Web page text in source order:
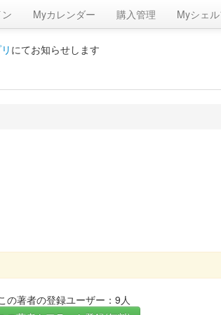
Myカレンダー 購入管理 Myシェル
にてお知らせします
の著者の登録ユーザー：9人